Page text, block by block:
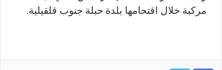
مركبة خلال اقتحامها بلدة حبلة جنوب قلقيلية.